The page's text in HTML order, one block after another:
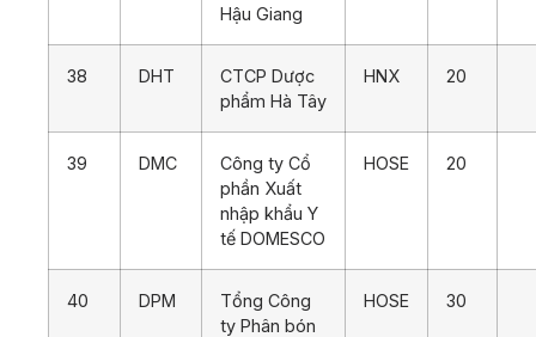
Hậu Giang
38 DHT
CTCP Dược
phẩm Hà Tây
HNX 20
39 DMC
Công ty Cổ
phần Xuất
nhập khẩu Y
tế DOMESCO
HOSE 20
40 DPM
Tổng Công
ty Phân bón
HOSE 30